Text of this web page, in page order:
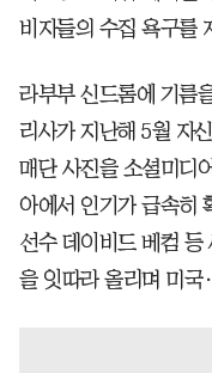
비자들의 수집 욕구를
라부부 신드롬에 기름
리사가 지난해 5월 자
매단 사진을 소셜미디
아에서 인기가 급속히
선수 데이비드 베컴 등
을 잇따라 올리며 미국